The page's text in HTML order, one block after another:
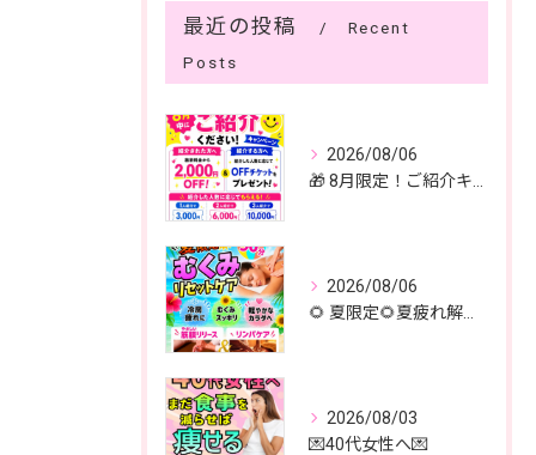
最近の投稿
Recent
Posts
2026/08/06
2026/08/06
2026/08/03
💌40代女性へ💌